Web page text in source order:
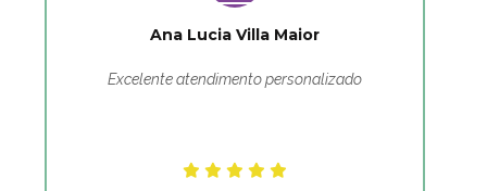
Ana Lucia Villa Maior
Excelente atendimento personalizado